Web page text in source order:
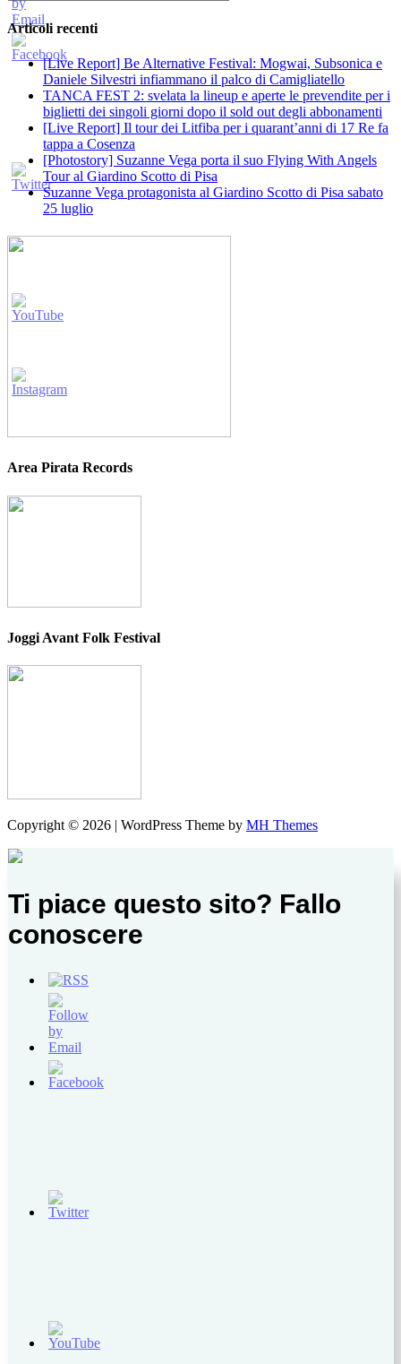
Articoli recenti
[Live Report] Be Alternative Festival: Mogwai, Subsonica e
Daniele Silvestri infiammano il palco di Camigliatello
TANCA FEST 2: svelata la lineup e aperte le prevendite per i
biglietti dei singoli giorni dopo il sold out degli abbonamenti
[Live Report] Il tour dei Litfiba per i quarant’anni di 17 Re fa
tappa a Cosenza
[Photostory] Suzanne Vega porta il suo Flying With Angels
Tour al Giardino Scotto di Pisa
Suzanne Vega protagonista al Giardino Scotto di Pisa sabato
25 luglio
Area Pirata Records
Joggi Avant Folk Festival
Copyright © 2026 | WordPress Theme by MH Themes
Ti piace questo sito? Fallo
conoscere